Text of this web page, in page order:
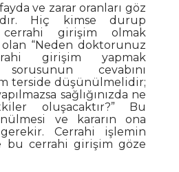
ve zarar oranları göz
Hiç kimse durup
girişim olmak
“Neden doktorunuz
girişim yapmak
sorusunun cevabını
terside düşünülmelidir;
sağlığınızda ne
oluşacaktır?” Bu
ve kararın ona
Cerrahi işlemin
bu cerrahi girişim göze